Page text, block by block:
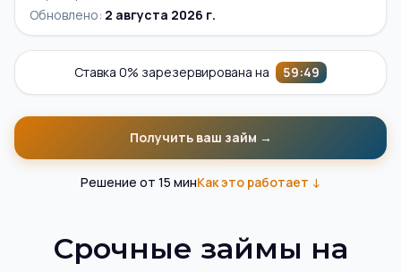
Обновлено: 2 августа 2026 г.
Ставка 0% зарезервирована на 59:48
Получить ваш займ →
Решение от 15 минКак это работает ↓
Срочные займы на